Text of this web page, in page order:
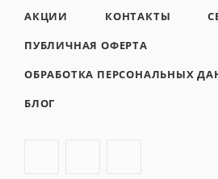
АКЦИИ
КОНТАКТЫ
ПУБЛИЧНАЯ ОФЕРТА
ОБРАБОТКА ПЕРСОНАЛЬНЫХ
БЛОГ